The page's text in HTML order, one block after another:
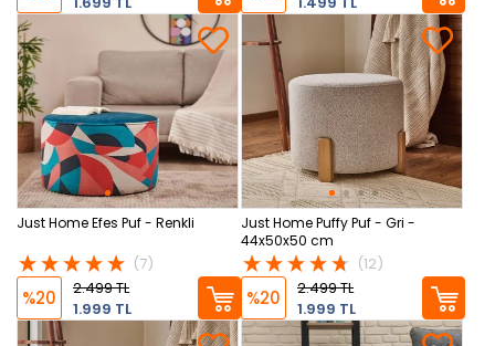
Just Home Efes Puf - Renkli
(7)
%20
2.499 TL
1.999 TL
Just Home Puffy Puf - Gri -
44x50x50 cm
(12)
%20
2.499 TL
1.999 TL